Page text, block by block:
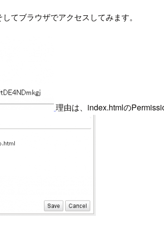
てブラウザでアクセスしてみます。
理由は、index.htmlの